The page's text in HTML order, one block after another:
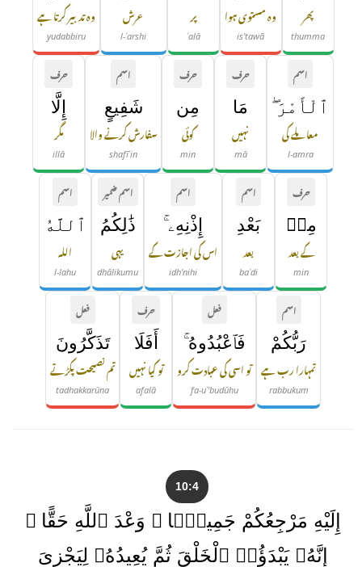
پھر
thumma
وہ مستوی ہوا
is'tawā
پر
ʿalā
عرش
l-ʿarshi
وہ تدبیر کرتا ہے
yudabbiru
اسم
ٱلْأَمْرَ ۖ
معاملے کی
l-amra
حرف
مَا
نہیں
mā
حرف
مِن
کوئی
min
اسم
شَفِيعٍ
سفارش کرنے والا
shafīʿin
حرف
إِلَّا
مگر
illā
حرف
مِنۢ
کے بعد
min
اسم
بَعْدِ
بعد
baʿdi
اسم
إِذْنِهِۦ ۚ
اس کی اجازت کے
idh'nihi
اسم ضمیر
ذَٰلِكُمُ
یہی
dhālikumu
اسم
ٱللَّهُ
اللہ
l-lahu
اسم
رَبُّكُمْ
تمہارا رب ہے
rabbukum
فعل
فَٱعْبُدُوهُ ۚ
تو اسی کی عبادت کرو
fa-uʿ'budūhu
حرف
أَفَلَا
تو کیا نہیں
afalā
فعل
تَذَكَّرُونَ
تم نصیحت پکڑتے
tadhakkarūna
10:4
إِلَيْهِ مَرْجِعُكُمْ جَمِيعًۭا ۖ وَعْدَ ٱللَّهِ حَقًّا ۚ
إِنَّهُۥ يَبْدَؤُا۟ ٱلْخَلْقَ ثُمَّ يُعِيدُهُۥ لِيَجْزِىَ